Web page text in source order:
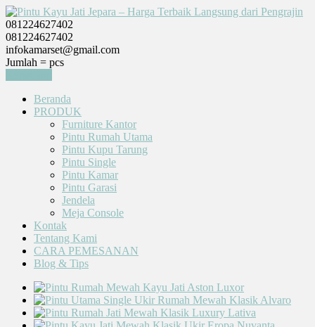
081224627402
081224627402
infokamarset@gmail.com
Jumlah = pcs
Beranda
PRODUK
Furniture Kantor
Pintu Rumah Utama
Pintu Kupu Tarung
Pintu Single
Pintu Kamar
Pintu Garasi
Jendela
Meja Console
Kontak
Tentang Kami
CARA PEMESANAN
Blog & Tips